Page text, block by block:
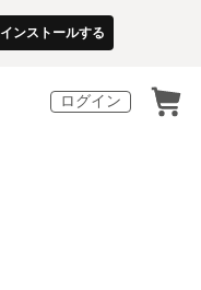
インストールする
ログイン